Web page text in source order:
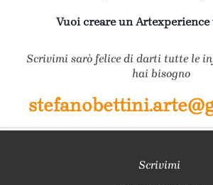
Vuoi creare un Artexperience
Scrivimi sarò felice di darti tutte le
hai bisogno
Scrivimi